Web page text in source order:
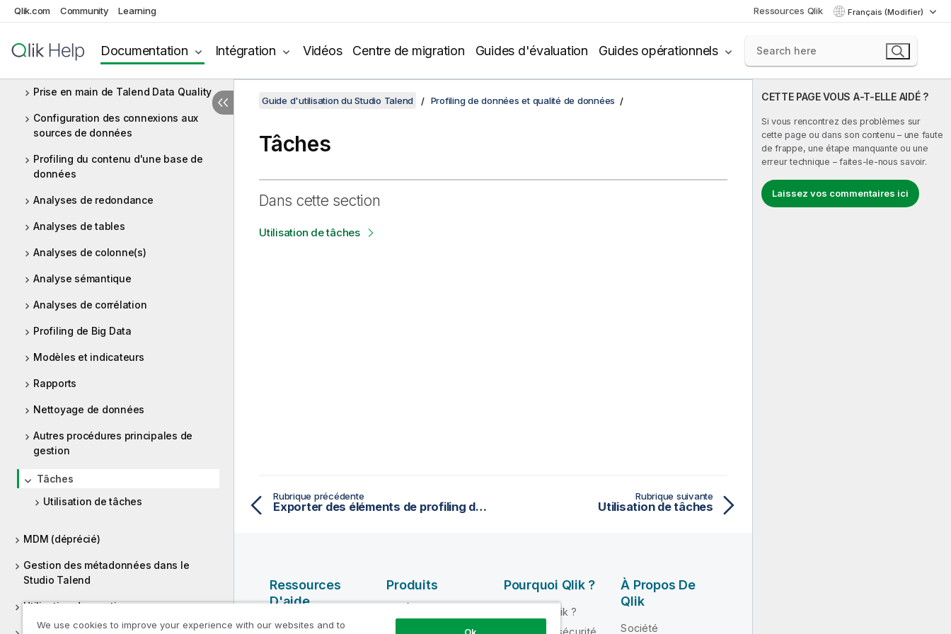
Qlik.com Community Learning Ressources Qlik Français (Modifier)
Documentation Intégration Vidéos Centre de migration Guides d'évaluation Guides opérationnels
Profiling de données et qualité de
Profiling de données : concepts et
Prise en main de Talend Data Quality
Configuration des connexions aux
sources de données
Profiling du contenu d'une base de
données
Analyses de redondance
Analyses de tables
Analyses de colonne(s)
Analyse sémantique
Analyses de corrélation
Profiling de Big Data
Modèles et indicateurs
Rapports
Nettoyage de données
Autres procédures principales de
gestion
Tâches
Utilisation de tâches
MDM (déprécié)
Gestion des métadonnées dans le
Studio Talend
Utilisation des routines
CETTE PAGE VOUS A-T-ELLE AIDÉ ?
Si vous rencontrez des problèmes sur
cette page ou dans son contenu – une faute
de frappe, une étape manquante ou une
erreur technique – faites-le-nous savoir.
Laissez vos commentaires ici
Guide d'utilisation du Studio Talend Profiling de données et qualité de données
Tâches
Dans cette section
Utilisation de tâches
Rubrique précédente
Exporter des éléments de profiling de données
Rubrique suivante
Utilisation de tâches
Ressources
D'aide
Vidéos Qlik Help
Produits
QUALITÉ DE
Pourquoi Qlik ?
Pourquoi Qlik ?
Fiabilité et sécurité
À Propos De
Qlik
Société
We use cookies to improve your experience with our websites and to